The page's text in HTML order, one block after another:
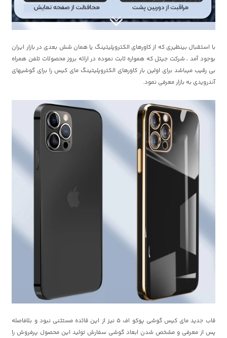
با استقبال بینظیری که از کاورهای الکتروپلیتینگ یا همان شش بعدی در بازار ایران
بوجود آمد ، شرکت جیتل که همواره ثابت نموده در ارائه بروز محصولات تلفن همراه
بی رقیب میباشد برای اولین بار کاورهای الکتروپلیتینگ مای کیس را برای گوشیهای
آندرویدی به بازار معرفی نمود.
قاب جدید مای کیس گوشی پوکو اف 5 نیز از این قائده مستثنی نبود و بلافاصله
پس از معرفی و مشخص شدن ابعاد گوشی سفارش تولید این محصول پرفروش را